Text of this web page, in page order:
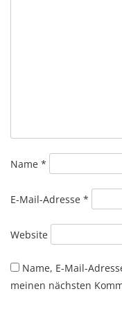
Name *
E-Mail-Adresse *
Website
Name, E-Mail-
meinen nächsten